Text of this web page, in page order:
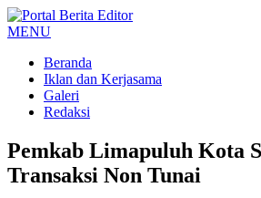
MENU
Beranda
Iklan dan Kerjasama
Galeri
Redaksi
Pemkab Limapuluh Kota
Transaksi Non Tunai